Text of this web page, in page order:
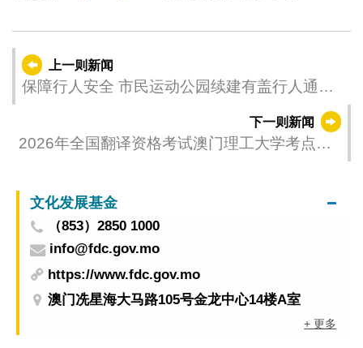
上一则新闻
保障行人安全 市民运动公园续建有盖行人通道
近莲峰体育中心一带道路14日起实施临时交通
下一则新闻
2026年全国翻译资格考试澳门理工大学考点现
文化发展基金
（853）2850 1000
info@fdc.gov.mo
https://www.fdc.gov.mo
澳门冼星海大马路105号金龙中心14楼A室
+ 更多